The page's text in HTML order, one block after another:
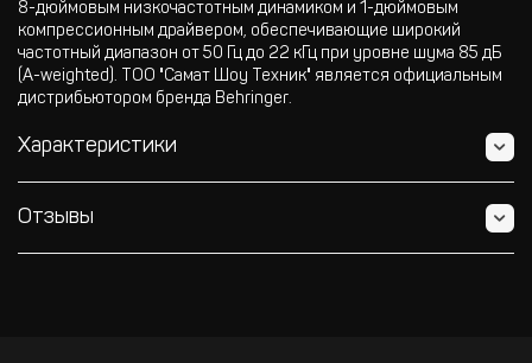
8-дюймовым низкочастотным динамиком и 1-дюймовым
компрессионным драйвером, обеспечивающие широкий
частотный диапазон от 50 Гц до 22 кГц при уровне шума 85 дБ
(A-weighted). ТОО "Самат Шоу Техник" является официальным
дистрибьютором бренда Behringer.
Характеристики
Отзывы